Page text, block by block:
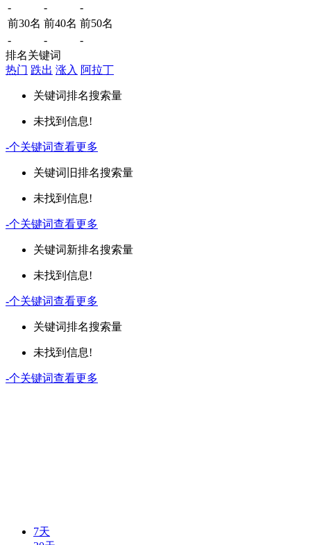
-
-
-
前30名 前40名 前50名
-
-
-
排名关键词
热门 跌出 涨入 阿拉丁
关键词排名搜索量
未找到信息!
-个关键词查看更多
关键词 旧排名搜索量
未找到信息!
-个关键词查看更多
关键词新排名搜索量
未找到信息!
-个关键词查看更多
关键词排名搜索量
未找到信息!
-个关键词查看更多
7天